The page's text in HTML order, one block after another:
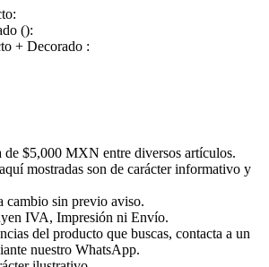
():
+ Decorado :
de $5,000 MXN entre diversos artículos.
mostradas son de carácter informativo y
cambio sin previo aviso.
IVA, Impresión ni Envío.
del producto que buscas, contacta a un
nuestro WhatsApp.